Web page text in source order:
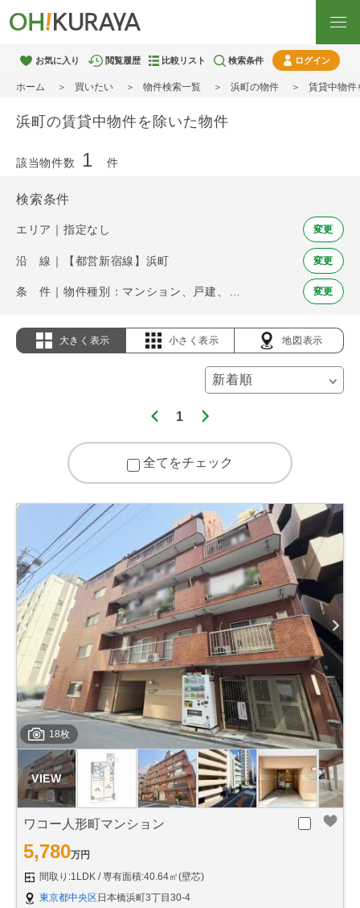
お気に入り 閲覧履歴 比較リスト 検索条件 ログイン
ホーム 買いたい 物件検索一覧 浜町の物件 賃貸中物件
浜町の賃貸中物件を除いた物件
該当物件数 1 件
検索条件
エリア｜指定なし 変更
沿 線｜【都営新宿線】浜町 変更
変更
大きく表示 小さく表示 地図表示
1
全てをチェック
18枚
ワコー人形町マンション
5,780万円
間取り:1LDK
専有面積:40.64㎡(壁芯)
東京都中央区 日本橋浜町3丁目30-4